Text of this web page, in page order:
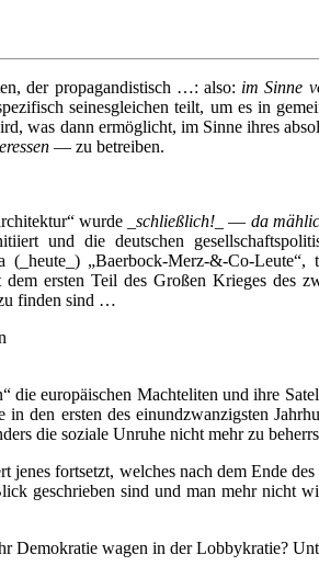
der propagandistisch …: also: im Sinne
seinesgleichen teilt, um es in
was dann ermöglicht, im Sinne ihres
— zu betreiben.
wurde _ schließlich! _ — da
und die deutschen
(_heute_) „Baerbock-Merz-&-Co-
dem ersten Teil des Großen Krieges des
zu finden sind …
die europäischen Machteliten und ihre
in den ersten des einundzwanzigsten
die soziale Unruhe nicht mehr zu
jenes fortsetzt, welches nach dem Ende
geschrieben sind und man mehr nicht
Demokratie wagen in der Lobbykratie?